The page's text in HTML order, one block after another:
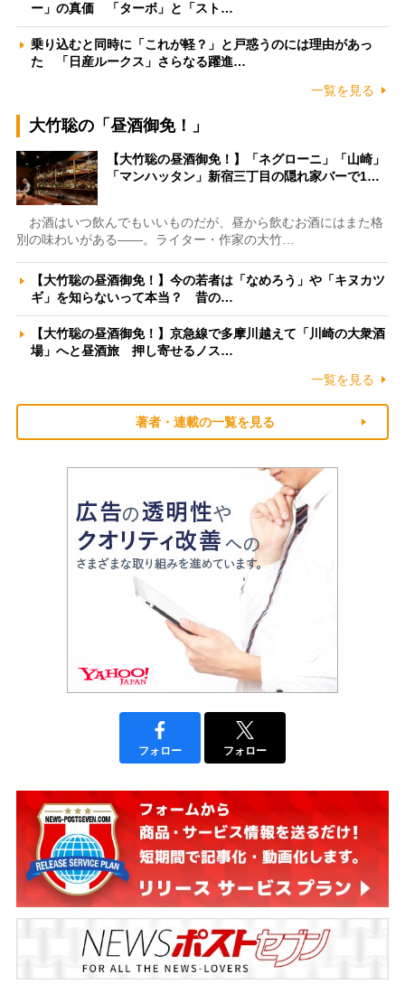
ー」の真価 「ターボ」と「スト…
乗り込むと同時に「これが軽？」と戸惑うのには理由があっ
た 「日産ルークス」さらなる躍進…
一覧を見る
大竹聡の「昼酒御免！」
【大竹聡の昼酒御免！】「ネグローニ」「山崎」
「マンハッタン」新宿三丁目の隠れ家バーで1…
お酒はいつ飲んでもいいものだが、昼から飲むお酒にはまた格
別の味わいがある――。ライター・作家の大竹…
【大竹聡の昼酒御免！】今の若者は「なめろう」や「キヌカツ
ギ」を知らないって本当？ 昔の…
【大竹聡の昼酒御免！】京急線で多摩川越えて「川崎の大衆酒
場」へと昼酒旅 押し寄せるノス…
一覧を見る
著者・連載の一覧を見る
フォロー フォロー